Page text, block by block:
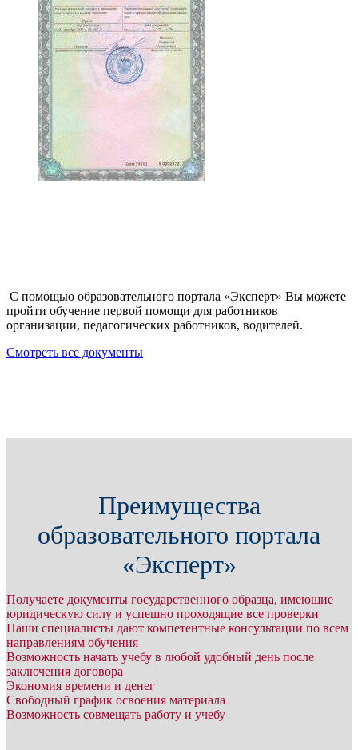
С помощью образовательного портала «Эксперт» Вы можете
пройти обучение первой помощи для работников
организации, педагогических работников, водителей.
Смотреть все документы
Преимущества
образовательного портала
«Эксперт»
Получаете документы государственного образца, имеющие
юридическую силу и успешно проходящие все проверки
Наши специалисты дают компетентные консультации по всем
направлениям обучения
Возможность начать учебу в любой удобный день после
заключения договора
Экономия времени и денег
Свободный график освоения материала
Возможность совмещать работу и учебу